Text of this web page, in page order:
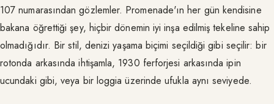
107 numarasından gözlemler. Promenade'ın her gün kendisine
bakana öğrettiği şey, hiçbir dönemin iyi inşa edilmiş tekeline sahip
olmadığıdır. Bir stil, denizi yaşama biçimi seçildiği gibi seçilir: bir
rotonda arkasında ihtişamla, 1930 ferforjesi arkasında ipin
ucundaki gibi, veya bir loggia üzerinde ufukla aynı seviyede.